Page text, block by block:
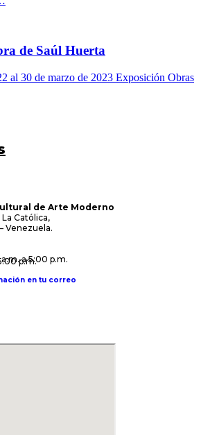
de Saúl Huerta
al 30 de marzo de 2023 Exposición Obras
de Arte Moderno
Católica,
Venezuela.
a 5:00 p.m.
p.m.
en tu correo